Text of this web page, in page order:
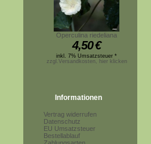
Operculina riedeliana
4,50€
inkl. 7% Umsatzsteuer *
zzgl.Versandkosten, hier klicken
Informationen
Vertrag widerrufen
Datenschutz
EU Umsatzsteuer
Bestellablauf